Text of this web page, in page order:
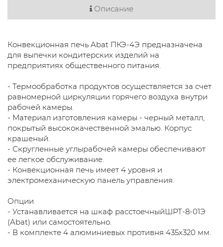
Описание
Конвекционная печь Abat ПКЭ-4Э предназначена
для выпечки кондитерских изделий на
предприятиях общественного питания.
- Термообработка продуктов осуществляется за счет
равномерной циркуляции горячего воздуха внутри
рабочей камеры.
- Материал изготовления камеры - черный металл,
покрытый высококачественной эмалью. Корпус
крашеный.
- Скругленные углырабочей камеры обеспечивают
ее легкое обслуживание.
- Конвекционная печь имеет 4 уровня и
электромеханическую панель управления.
Опции
- Устанавливается на шкаф расстоечныйШРТ-8-01Э
(Abat) или самостоятельно.
- В комплекте 4 алюминиевых противня 435х320 мм.